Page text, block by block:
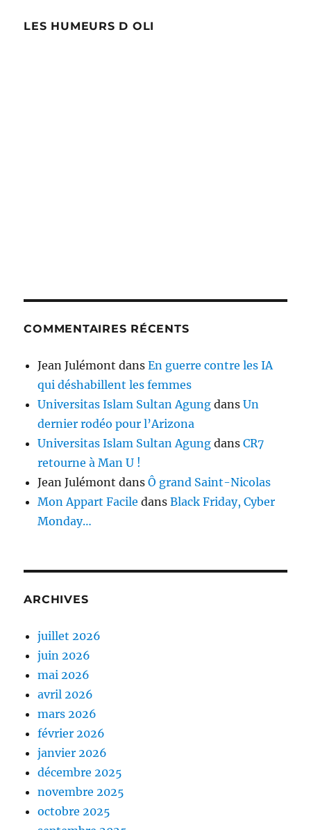
LES HUMEURS D OLI
COMMENTAIRES RÉCENTS
Jean Julémont dansEn guerre contre les IA
qui déshabillent les femmes
Universitas Islam Sultan Agung dansUn
dernier rodéo pour l’Arizona
Universitas Islam Sultan Agung dansCR7
retourne à Man U !
Jean Julémont dansÔ grand Saint-Nicolas
Mon Appart Facile dansBlack Friday, Cyber
Monday…
ARCHIVES
juillet 2026
juin 2026
mai 2026
avril 2026
mars 2026
février 2026
janvier 2026
décembre 2025
novembre 2025
octobre 2025